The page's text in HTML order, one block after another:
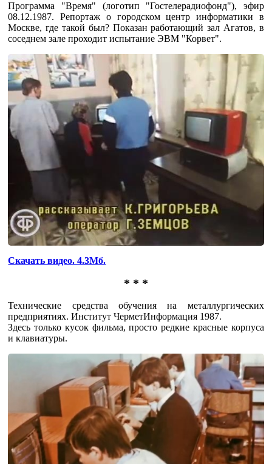
Программа "Время" (логотип "Гостелерадиофонд"), эфир
08.12.1987. Репортаж о городском центр информатики в
Москве, где такой был? Показан работающий зал Агатов, в
соседнем зале проходит испытание ЭВМ "Корвет".
Скачать видео. 4.3Мб.
* * *
Технические средства обучения на металлургических
предприятиях. Институт ЧерметИнформация 1987.
Здесь только кусок фильма, просто редкие красные корпуса
и клавиатуры.